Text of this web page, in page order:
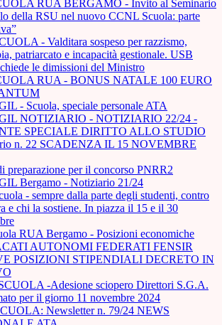
RUA BERGAMO - Invito al Seminario
della RSU nel nuovo CCNL Scuola: parte
- Valditara sospeso per razzismo,
patriarcato e incapacità gestionale. USB
le dimissioni del Ministro
RUA - BONUS NATALE 100 EURO
- Scuola, speciale personale ATA
NOTIZIARIO - NOTIZIARIO 22/24 -
SPECIALE DIRITTO ALLO STUDIO
n. 22 SCADENZA IL 15 NOVEMBRE
preparazione per il concorso PNRR2
Bergamo - Notiziario 21/24
- sempre dalla parte degli studenti, contro
e chi la sostiene. In piazza il 15 e il 30
RUA Bergamo - Posizioni economiche
AUTONOMI FEDERATI FENSIR
POSIZIONI STIPENDIALI DECRETO IN
-Adesione sciopero Direttori S.G.A.
per il giorno 11 novembre 2024
Newsletter n. 79/24 NEWS